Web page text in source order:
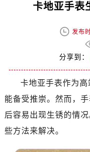
卡地亚手表
发布
分享到：
卡地亚手表作为
能备受推崇。然而，
后容易出现生锈的情
些方法来解决。